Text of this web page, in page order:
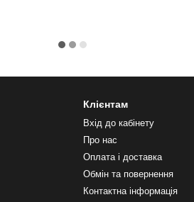
Клієнтам
Вхід до кабінету
Про нас
Оплата і доставка
Обмін та повернення
Контактна інформація